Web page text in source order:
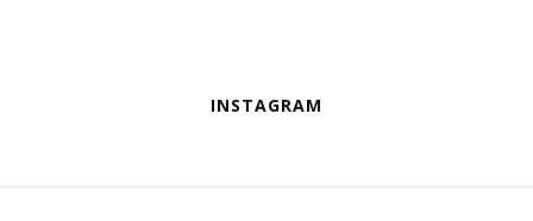
INSTAGRAM